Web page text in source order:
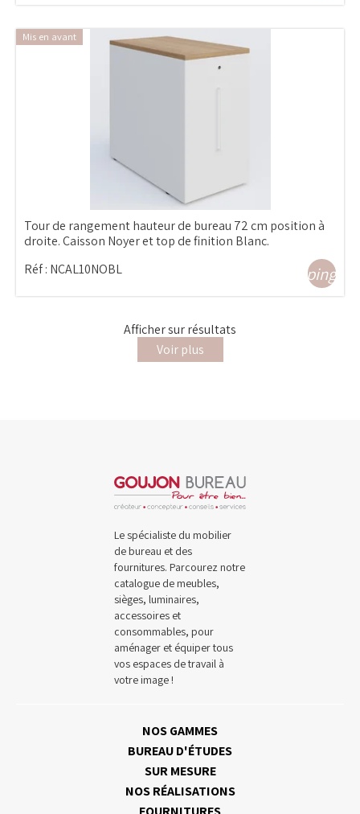
Mis en avant
Tour de rangement hauteur de bureau 72 cm position à
droite. Caisson Noyer et top de finition Blanc.
Réf : NCAL10NOBL
Affichersurrésultats
Voir plus
Le spécialiste du mobilier
de bureau et des
fournitures. Parcourez notre
catalogue de meubles,
sièges, luminaires,
accessoires et
consommables, pour
aménager et équiper tous
vos espaces de travail à
votre image !
NOS GAMMES
BUREAU D'ÉTUDES
SUR MESURE
NOS RÉALISATIONS